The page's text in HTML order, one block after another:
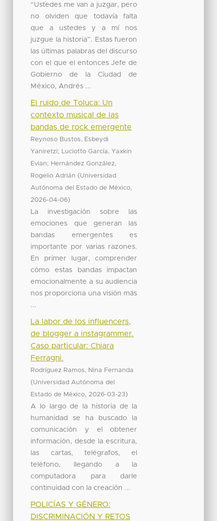
“Ustedes me van a juzgar, pero
no olviden que todavía falta
que a ustedes y a mí nos
juzgue la historia”. Estas fueron
las últimas palabras del discurso
con el que el entonces Jefe de
Gobierno de la Ciudad de
México, Andrés ...
El ruido de Toluca: Un
contexto musical de las
bandas de rock emergente
Reynoso Bustos, Esbeydi
Yaniretzi; Luciotto García, Yaxkin
Evian; Hernández González,
Rogelio Adrián (Universidad
Autónoma del Estado de México,
2026-04-06)
La investigación sobre las
emociones que generan las
bandas emergentes es
importante por varias razones.
En primer lugar, comprender
cómo estas bandas impactan
emocionalmente a su audiencia
nos proporciona una visión más
...
La labor de los influencers,
de blogger a instagrammer.
Caso particular: Chiara
Ferragni.
Rodríguez Ramos, Nina Fernanda
(Universidad Autónoma del
Estado de México, 2026-03-23)
A lo largo de la historia de la
humanidad se ha buscado la
comunicación y el obtener
información, desde la escritura,
las cartas, telégrafos, el
teléfono, llegando a la
computadora para darle
continuidad con la creación ...
POLICÍAS Y GÉNERO:
DISCRIMINACIÓN Y RETOS